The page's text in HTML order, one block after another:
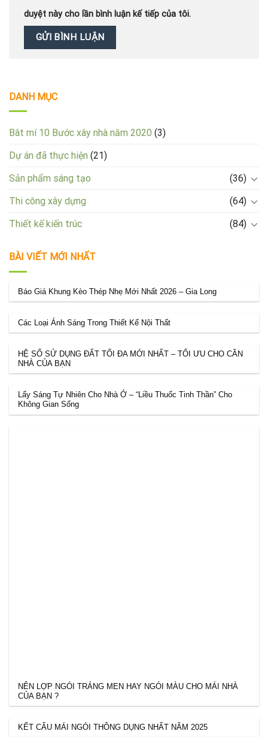
duyệt này cho lần bình luận kế tiếp của tôi.
DANH MỤC
Bât mí 10 Bước xây nhà năm 2020 (3)
Dự án đã thực hiện (21)
Sản phẩm sáng tạo
(36)
Thi công xây dựng
(64)
Thiết kế kiến trúc
(84)
BÀI VIẾT MỚI NHẤT
Báo Giá Khung Kèo Thép Nhẹ Mới Nhất 2026 – Gia Long
Các Loại Ánh Sáng Trong Thiết Kế Nội Thất
HỆ SỐ SỬ DỤNG ĐẤT TỐI ĐA MỚI NHẤT – TỐI ƯU CHO CĂN
NHÀ CỦA BẠN
Lấy Sáng Tự Nhiên Cho Nhà Ở – “Liều Thuốc Tinh Thần” Cho
Không Gian Sống
NÊN LỢP NGÓI TRÁNG MEN HAY NGÓI MÀU CHO MÁI NHÀ
CỦA BẠN ?
KẾT CẤU MÁI NGÓI THÔNG DỤNG NHẤT NĂM 2025